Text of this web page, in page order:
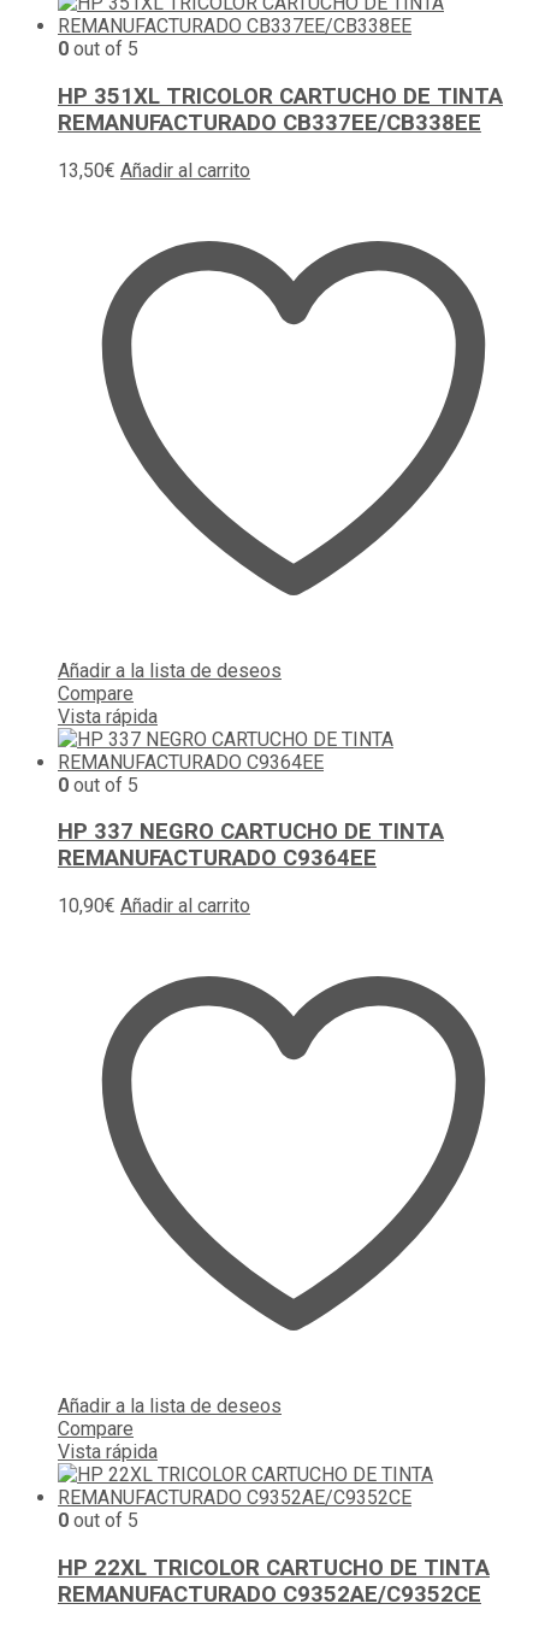
0 out of 5
HP 351XL TRICOLOR CARTUCHO DE TINTA
REMANUFACTURADO CB337EE/CB338EE
13,50€ Añadir al carrito
Añadir a la lista de deseos
Compare
Vista rápida
0 out of 5
HP 337 NEGRO CARTUCHO DE TINTA
REMANUFACTURADO C9364EE
10,90€ Añadir al carrito
Añadir a la lista de deseos
Compare
Vista rápida
0 out of 5
HP 22XL TRICOLOR CARTUCHO DE TINTA
REMANUFACTURADO C9352AE/C9352CE